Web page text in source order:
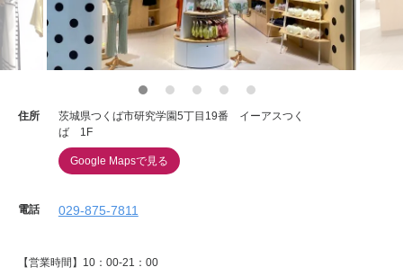
住所
茨城県つくば市研究学園5丁目19番 イーアスつく
ば 1F
Google Mapsで見る
電話 029-875-7811
【営業時間】10：00-21：00